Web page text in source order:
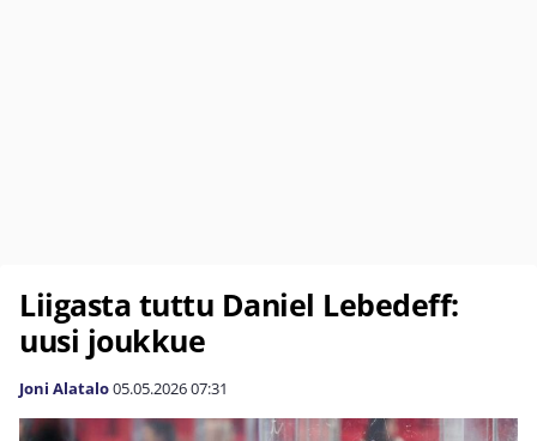
Liigasta tuttu Daniel Lebedeff:
uusi joukkue
Joni Alatalo05.05.202607:31